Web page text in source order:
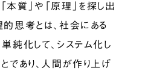
質」や「原理」を探し出
的思考とは、社会にある
純化して、システム化し
であり、人間が作り上げ